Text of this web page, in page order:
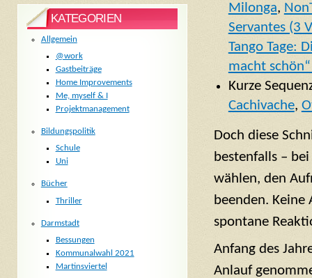
Milonga,
Servantes (3
Tango Tage:
macht
Kurze
Cachivache,
Doch diese
bestenfalls –
wählen, den
beenden. Keine
spontane
Anfang des
Anlauf
KATEGORIEN
Allgemein
@work
Gastbeiträge
Home Improvements
Me, myself & I
Projektmanagement
Bildungspolitik
Schule
Uni
Bücher
Thriller
Darmstadt
Bessungen
Kommunalwahl 2021
Martinsviertel